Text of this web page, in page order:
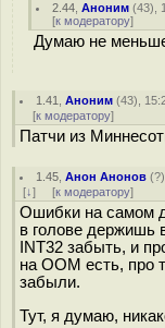
2.44 ,Аноним (43),
[к модератору]
Думаю не
1.41 ,Аноним (43),
[к модератору]
Патчи из
1.45 ,Анон Анонов (?
[↓] [к модератору]
Ошибки на самом
в голове держишь
INT32 забыть, и
на OOM есть, про
забыли.
Тут, я думаю,